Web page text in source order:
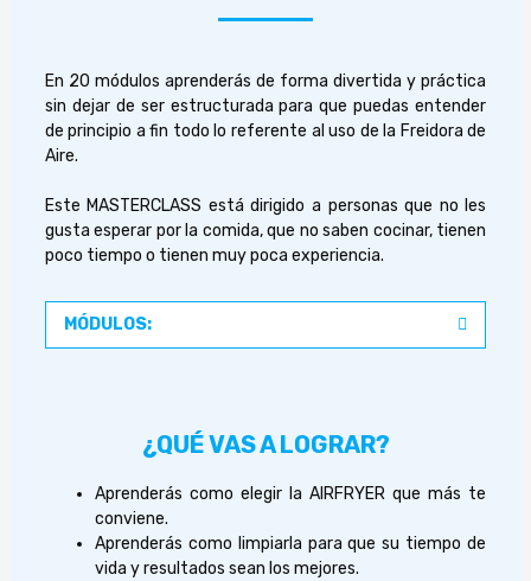
En 20 módulos aprenderás de forma divertida y práctica
sin dejar de ser estructurada para que puedas entender
de principio a fin todo lo referente al uso de la Freidora de
Aire.
Este MASTERCLASS está dirigido a personas que no les
gusta esperar por la comida, que no saben cocinar, tienen
poco tiempo o tienen muy poca experiencia.
MÓDULOS:
¿QUÉ VAS A LOGRAR?
Aprenderás como elegir la AIRFRYER que más te
conviene.
Aprenderás como limpiarla para que su tiempo de
vida y resultados sean los mejores.